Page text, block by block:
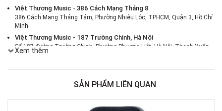
Việt Thương Music - 386 Cách Mạng Tháng 8
386 Cách Mạng Tháng Tám, Phường Nhiêu Lộc, TPHCM, Quận 3, Hồ Chí
Minh
Việt Thương Music - 187 Trường Chinh, Hà Nội
Số 187 đường Trường Chinh, Phường Phương Liệt, Hà Nội, Thanh Xuân ,
Hà Nội
Việt Thương Music - 46 Hào Nam
Việt Thương Music - Crescent Mall
Phường Tân Mỹ, TPHCM, Quận 7, Hồ Chí Minh
Xem thêm
SẢN PHẨM LIÊN QUAN